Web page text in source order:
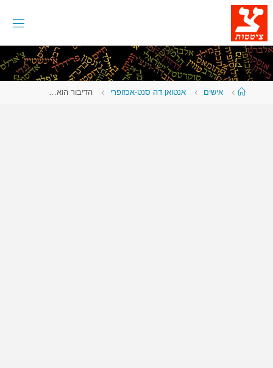
דלגו
לתוכן
עמודאישים אנטואן דה סנט-אכזופרי הדיבור הוא…